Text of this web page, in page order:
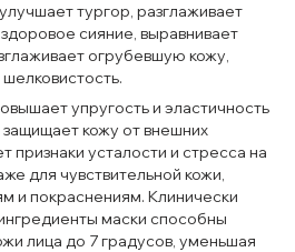
тургор, разглаживает
сияние, выравнивает
огрубевшую кожу,
упругость и эластичность
защищает кожу от внешних
усталости и стресса на
для чувствительной кожи,
и покраснениям. Клинически
маски способны
лица до 7 градусов, уменьшая